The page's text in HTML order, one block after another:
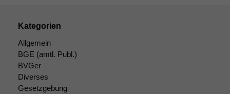
Kategorien
Allgemein
BGE (amtl. Publ.)
BVGer
Diverses
Gesetzgebung